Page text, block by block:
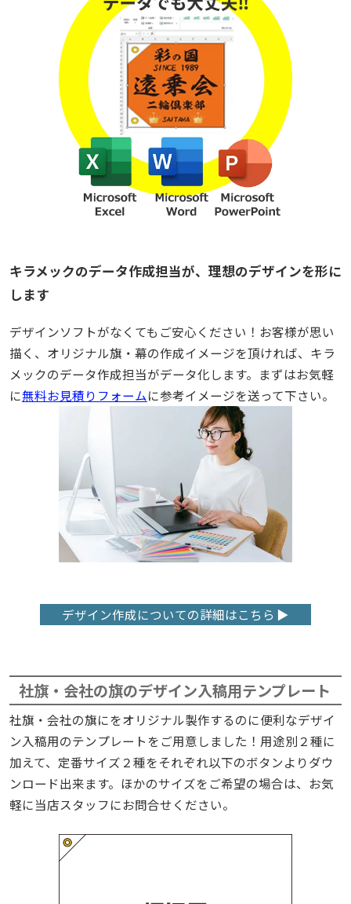
キラメックのデータ作成担当が、理想のデザインを形に
します
デザインソフトがなくてもご安心ください！お客様が思い
描く、オリジナル旗・幕の作成イメージを頂ければ、キラ
メックのデータ作成担当がデータ化します。まずはお気軽
に無料お見積りフォームに参考イメージを送って下さい。
デザイン作成についての詳細はこちら
社旗・会社の旗のデザイン入稿用テンプレート
社旗・会社の旗にをオリジナル製作するのに便利なデザイ
ン入稿用のテンプレートをご用意しました！用途別２種に
加えて、定番サイズ２種をそれぞれ以下のボタンよりダウ
ンロード出来ます。ほかのサイズをご希望の場合は、お気
軽に当店スタッフにお問合せください。